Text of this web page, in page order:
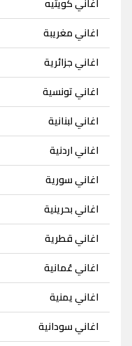
اغاني مغريبة
اغاني جزائرية
اغاني تونسية
اغاني لبنانية
اغاني اردنية
اغاني سورية
اغاني بحرينية
اغاني قطرية
اغاني عُمانية
اغاني يمنية
اغاني سودانية